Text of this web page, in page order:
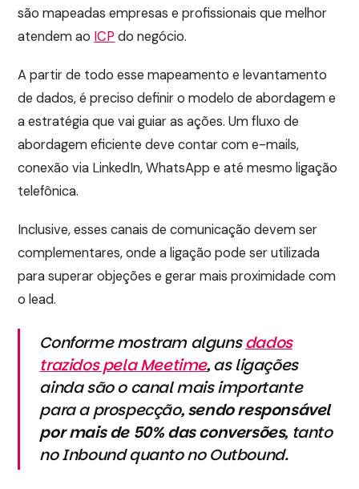
são mapeadas empresas e profissionais que melhor
atendem ao ICP do negócio.
A partir de todo esse mapeamento e levantamento
de dados, é preciso definir o modelo de abordagem e
a estratégia que vai guiar as ações. Um fluxo de
abordagem eficiente deve contar com e-mails,
conexão via LinkedIn, WhatsApp e até mesmo ligação
telefônica.
Inclusive, esses canais de comunicação devem ser
complementares, onde a ligação pode ser utilizada
para superar objeções e gerar mais proximidade com
o lead.
Conforme mostram algunsdados
trazidos pela Meetime, as ligações
ainda são o canal mais importante
para a prospecção,sendo responsável
por mais de 50% das conversões, tanto
no Inbound quanto no Outbound.